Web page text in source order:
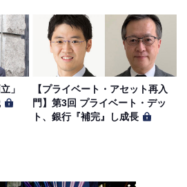
」
【プライベート・アセット再入
門】第3回 プライベート・デッ
ト、銀行『補完』し成長